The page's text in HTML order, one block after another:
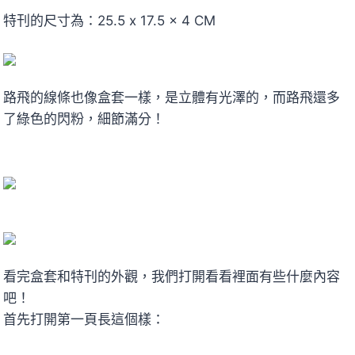
特刊的尺寸為：25.5 x 17.5 x 4 CM
路飛的線條也像盒套一樣，是立體有光澤的，而路飛還多
了綠色的閃粉，細節滿分！
看完盒套和特刊的外觀，我們打開看看裡面有些什麼內容
吧！
首先打開第一頁長這個樣：